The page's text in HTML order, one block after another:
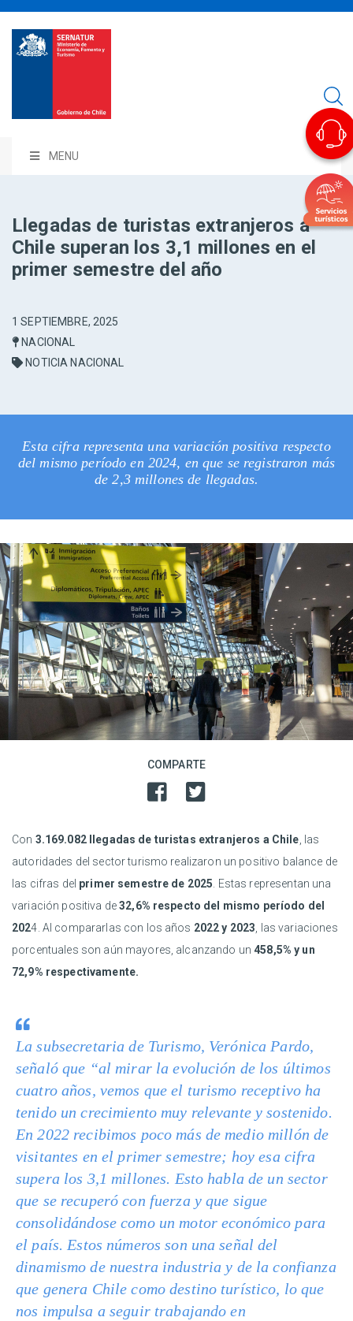
MENU
Llegadas de turistas extranjeros a
Chile superan los 3,1 millones en el
primer semestre del año
1 SEPTIEMBRE, 2025
NACIONAL
NOTICIA NACIONAL
Esta cifra representa una variación positiva respecto
del mismo período en 2024, en que se registraron más
de 2,3 millones de llegadas.
COMPARTE
Con 3.169.082 llegadas de turistas extranjeros a Chile , las
autoridades del sector turismo realizaron un positivo balance de
las cifras del primer semestre de 2025 . Estas representan una
variación positiva de32,6% respecto del mismo período del
2024. Al compararlas con los años 2022 y 2023 , las variaciones
porcentuales son aún mayores, alcanzando un458,5% y un
72,9% respectivamente.
La subsecretaria de Turismo, Verónica Pardo,
señaló que “al mirar la evolución de los últimos
cuatro años, vemos que el turismo receptivo ha
tenido un crecimiento muy relevante y sostenido.
En 2022 recibimos poco más de medio millón de
visitantes en el primer semestre; hoy esa cifra
supera los 3,1 millones. Esto habla de un sector
que se recuperó con fuerza y que sigue
consolidándose como un motor económico para
el país. Estos números son una señal del
dinamismo de nuestra industria y de la confianza
que genera Chile como destino turístico, lo que
nos impulsa a seguir trabajando en